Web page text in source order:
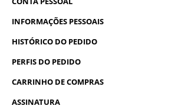
INFORMAÇÕES PESSOAIS
HISTÓRICO DO PEDIDO
PERFIS DO PEDIDO
CARRINHO DE COMPRAS
ASSINATURA